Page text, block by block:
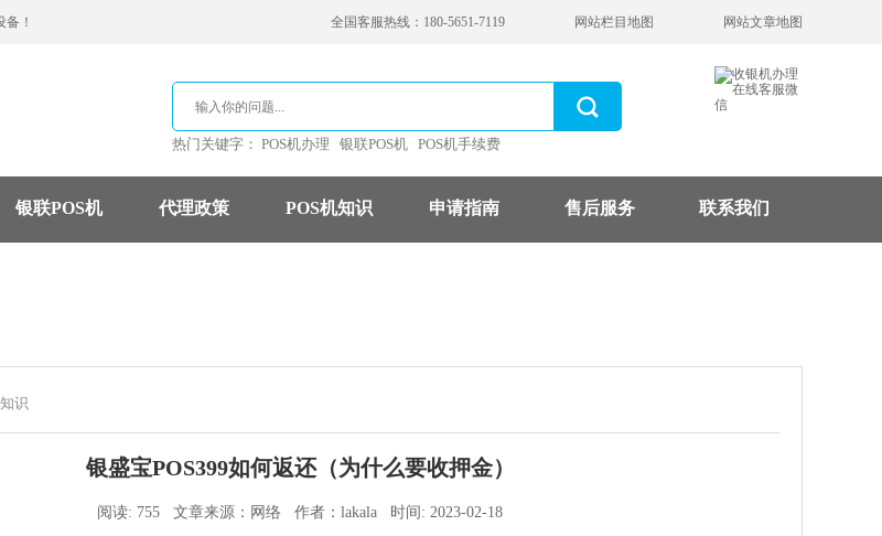
！ 全国客服热线：180-5651-7119 网站栏目地图 网站文章地图
热门关键字： POS机办理 银联POS机 POS机手续费
银联POS机 代理政策 POS机知识 申请指南 售后服务 联系我们
识
银盛宝POS399如何返还（为什么要收押金）
阅读: 755 文章来源：网络 作者：lakala 时间: 2023-02-18